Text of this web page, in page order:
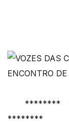
********
********